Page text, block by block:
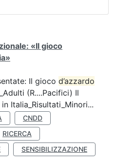
«Il gioco
Il gioco d’azzardo
(R....Pacifici) Il
in Italia_Risultati_Minori...
CNDD
RICERCA
SENSIBILIZZAZIONE